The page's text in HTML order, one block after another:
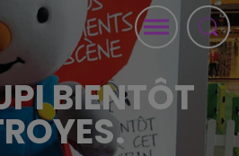
BIENTÔT